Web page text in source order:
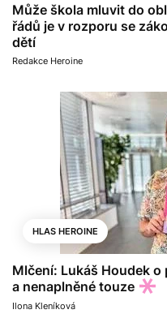
Může škola mluvit do
řádů je v rozporu se
dětí
Redakce Heroine
HLAS HEROINE
Mlčení: Lukáš Houdek
a nenaplněné touze
Ilona Kleníková